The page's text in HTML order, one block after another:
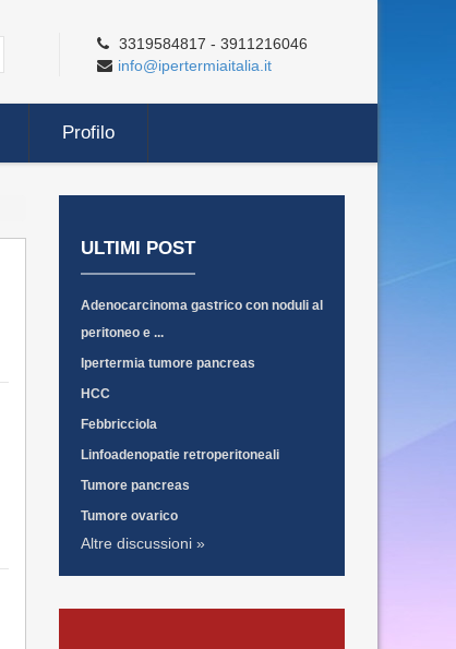
3319584817 - 3911216046
info@ipertermiaitalia.it
Profilo
ULTIMI POST
Adenocarcinoma gastrico con noduli al
peritoneo e ...
Ipertermia tumore pancreas
HCC
Febbricciola
Linfoadenopatie retroperitoneali
Tumore pancreas
Tumore ovarico
Altre discussioni »